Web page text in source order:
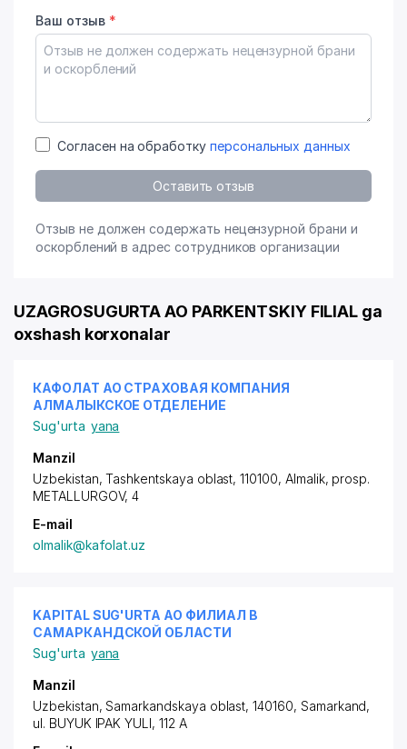
Ваш отзыв *
Согласен на обработку персональных данных
Оставить отзыв
Отзыв не должен содержать нецензурной брани и
оскорблений в адрес сотрудников организации
UZAGROSUGURTA AO PARKENTSKIY FILIAL ga
oxshash korxonalar
КАФОЛАТ АО СТРАХОВАЯ КОМПАНИЯ
АЛМАЛЫКСКОЕ ОТДЕЛЕНИЕ
Sug'urta yana
Manzil
Uzbekistan, Tashkentskaya oblast, 110100, Almalik, prosp.
METALLURGOV, 4
E-mail
olmalik@kafolat.uz
KAPITAL SUG'URTA АО ФИЛИАЛ В
САМАРКАНДСКОЙ ОБЛАСТИ
Sug'urta yana
Manzil
Uzbekistan, Samarkandskaya oblast, 140160, Samarkand,
ul. BUYUK IPAK YULI, 112 A